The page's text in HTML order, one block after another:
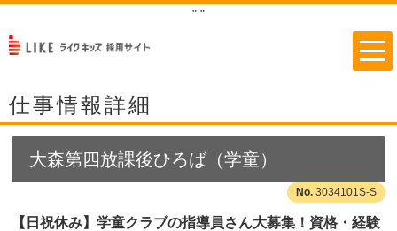
" "
仕事情報詳細
大森第四放課後ひろば（学童）
3034101S-S
【日祝休み】学童クラブの指導員さん大募集！資格・経験